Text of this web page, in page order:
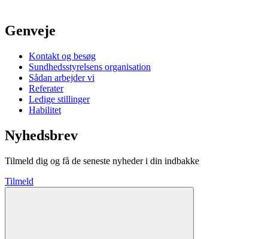
Genveje
Kontakt og besøg
Sundhedsstyrelsens organisation
Sådan arbejder vi
Referater
Ledige stillinger
Habilitet
Nyhedsbrev
Tilmeld dig og få de seneste nyheder i din indbakke
Tilmeld